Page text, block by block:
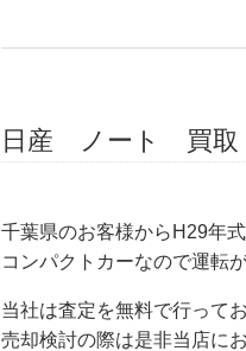
日産 ノート 買取
千葉県のお客様からH29年
コンパクトカーなので運転
当社は査定を無料で行って
売却検討の際は是非当店に